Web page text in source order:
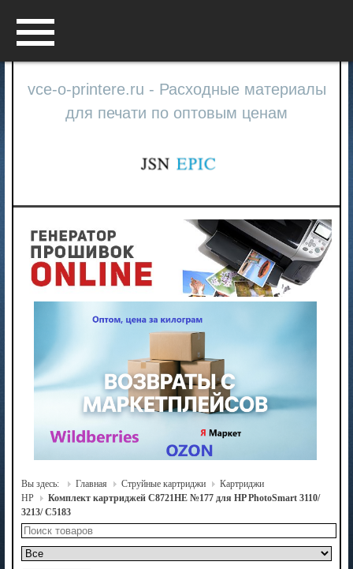
vce-o-printere.ru - Расходные материалы
для печати по оптовым ценам
Вы здесь: Главная Струйные картриджи
Картриджи
HP
Комплект картриджей C8721HE №177 для HP PhotoSmart 3110/
3213/ C5183